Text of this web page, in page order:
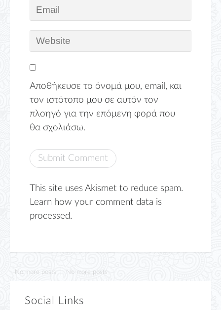
Αποθήκευσε το όνομά μου, email, και
τον ιστότοπο μου σε αυτόν τον
πλοηγό για την επόμενη φορά που
θα σχολιάσω.
This site uses Akismet to reduce spam.
Learn how your comment data is
processed.
No more posts No more posts
Social Links